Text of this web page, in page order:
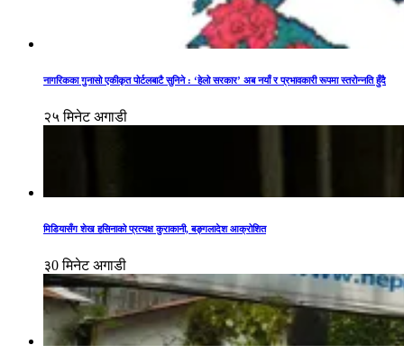
नागरिकका गुनासो एकीकृत पोर्टलबाटै सुनिने : ‘हेलो सरकार’ अब नयाँ र प्रभावकारी रूपमा स्तरोन्नति हुँदै
२५ मिनेट अगाडी
मिडियासँग शेख हसिनाको प्रत्यक्ष कुराकानी, बङ्गलादेश आक्रोशित
३0 मिनेट अगाडी